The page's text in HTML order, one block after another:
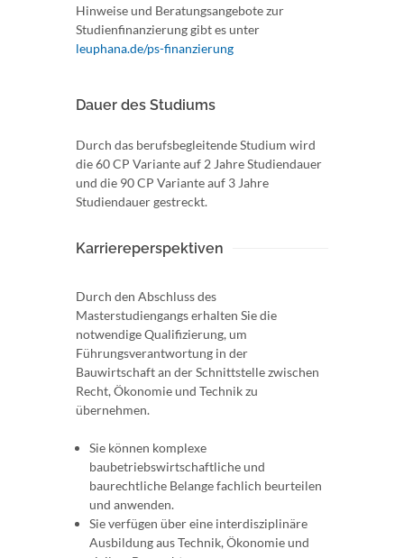
Hinweise und Beratungsangebote zur
Studienfinanzierung gibt es unter
leuphana.de/ps-finanzierung
Dauer des Studiums
Durch das berufsbegleitende Studium wird
die 60 CP Variante auf 2 Jahre Studiendauer
und die 90 CP Variante auf 3 Jahre
Studiendauer gestreckt.
Karriereperspektiven
Durch den Abschluss des
Masterstudiengangs erhalten Sie die
notwendige Qualifizierung, um
Führungsverantwortung in der
Bauwirtschaft an der Schnittstelle zwischen
Recht, Ökonomie und Technik zu
übernehmen.
Sie können komplexe
baubetriebswirtschaftliche und
baurechtliche Belange fachlich beurteilen
und anwenden.
Sie verfügen über eine interdisziplinäre
Ausbildung aus Technik, Ökonomie und